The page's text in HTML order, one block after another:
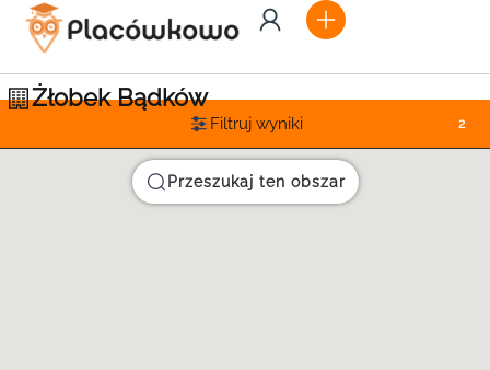
Żłobek Bądków
Filtruj wyniki 2
Przeszukaj ten obszar